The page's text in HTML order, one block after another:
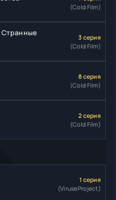
(Cold Film)
Странные
3 серия
(Cold Film)
8 серия
(Cold Film)
2 серия
(Cold Film)
1 серия
(ViruseProject)